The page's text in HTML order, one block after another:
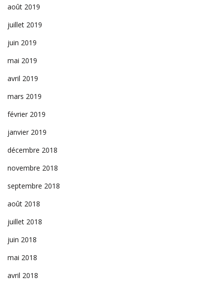
août 2019
juillet 2019
juin 2019
mai 2019
avril 2019
mars 2019
février 2019
janvier 2019
décembre 2018
novembre 2018
septembre 2018
août 2018
juillet 2018
juin 2018
mai 2018
avril 2018